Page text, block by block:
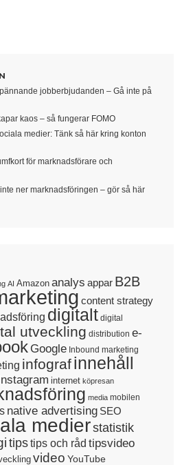
jobberbjudanden – Gå inte på
kaos – så fungerar FOMO
medier: Tänk så här kring konton
för marknadsförare och
ner marknadsföringen – gör så här
AI Amazon analys appar B2B
content strategy
digitalt digital
utveckling distribution e-
Google Inbound marketing
infografinnehåll
internet köpresan
media mobilen
native advertising SEO
medierstatistik
tipstips och råd tipsvideo
video YouTube